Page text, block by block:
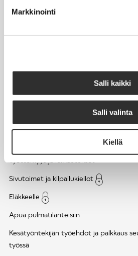
Markkinointi
Salli kaikki
Salli valinta
Kiellä
Työaika
Sivutoimet ja kilpailukiellot
Eläkkeelle
Apua pulmatilanteisiin
Kesätyöntekijän työehdot ja palkkaus
työssä